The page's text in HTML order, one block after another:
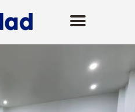
herramientas